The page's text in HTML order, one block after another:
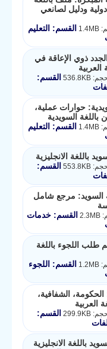
ودليل لصانعي
القسم: التعليم
ذوي الإعاقة في
العربية
القسم:
حوارات عملية،
باللغة السويدية
القسم: التعليم
باللغة الانجليزية
القسم:
السويد: مرجع شامل
القسم: خدمات
طلب اللجوء باللغة
القسم: اللجوء
الشفافية،
العربية
القسم:
باللغة الانجليزية